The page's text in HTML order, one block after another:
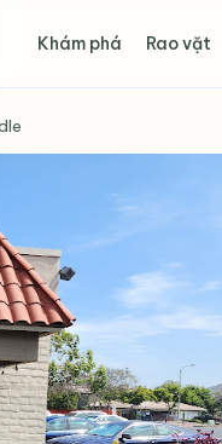
Khám phá Rao vặt